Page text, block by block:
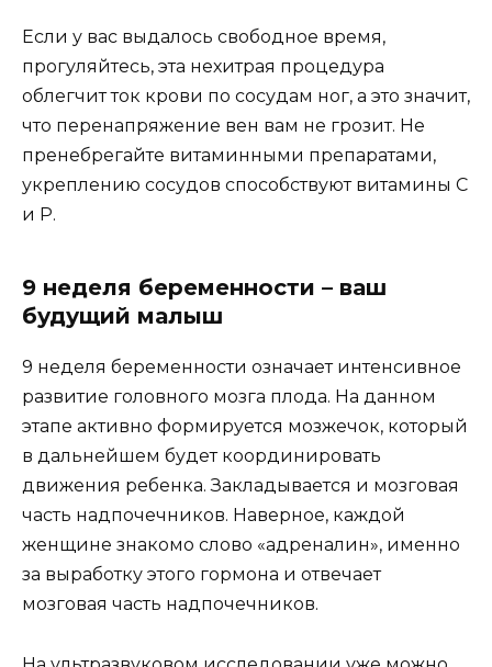
Если у вас выдалось свободное время,
прогуляйтесь, эта нехитрая процедура
облегчит ток крови по сосудам ног, а это значит,
что перенапряжение вен вам не грозит. Не
пренебрегайте витаминными препаратами,
укреплению сосудов способствуют витамины С
и Р.
9 неделя беременности – ваш
будущий малыш
9 неделя беременности означает интенсивное
развитие головного мозга плода. На данном
этапе активно формируется мозжечок, который
в дальнейшем будет координировать
движения ребенка. Закладывается и мозговая
часть надпочечников. Наверное, каждой
женщине знакомо слово «адреналин», именно
за выработку этого гормона и отвечает
мозговая часть надпочечников.